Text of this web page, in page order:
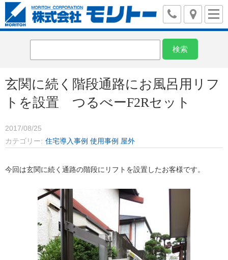
玄関に続く階段通路にお風呂用リフ
トを設置 つるべーF2Rセット
2017/08/25
カテゴリー
住宅導入事例 使用事例 屋外
今回は玄関に続く通路の階段にリフトを設置したお客様です。